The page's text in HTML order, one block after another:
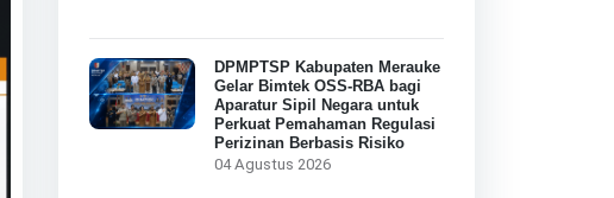
DPMPTSP Kabupaten Merauke
Gelar Bimtek OSS-RBA bagi
Aparatur Sipil Negara untuk
Perkuat Pemahaman Regulasi
Perizinan Berbasis Risiko
04 Agustus 2026